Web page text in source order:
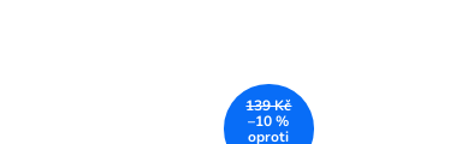
139 Kč
–10 %